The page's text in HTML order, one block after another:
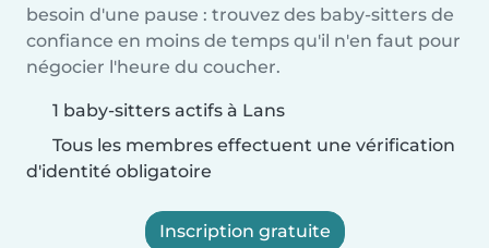
besoin d'une pause : trouvez des baby-sitters de
confiance en moins de temps qu'il n'en faut pour
négocier l'heure du coucher.
1 baby-sitters actifs à Lans
Tous les membres effectuent une vérification
d'identité obligatoire
Inscription gratuite